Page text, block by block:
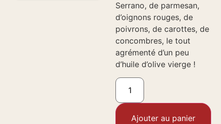
Serrano, de parmesan,
d’oignons rouges, de
poivrons, de carottes, de
concombres, le tout
agrémenté d’un peu
d’huile d’olive vierge !
Ajouter au panier